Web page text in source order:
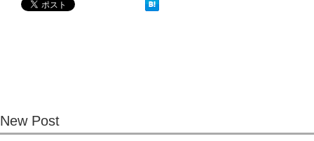
New Post